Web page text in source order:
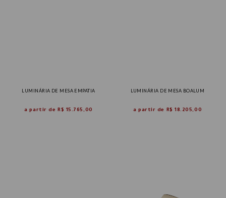
LUMINÁRIA DE MESA EMPATIA
a partir de R$ 15.765,00
LUMINÁRIA DE MESA BOALUM
a partir de R$ 18.205,00